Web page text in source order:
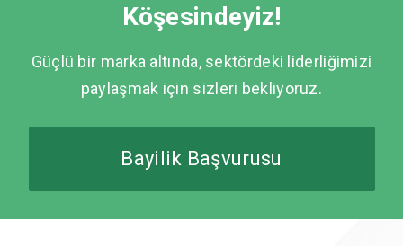
Köşesindeyiz!
Güçlü bir marka altında, sektördeki liderliğimizi
paylaşmak için sizleri bekliyoruz.
Bayilik Başvurusu